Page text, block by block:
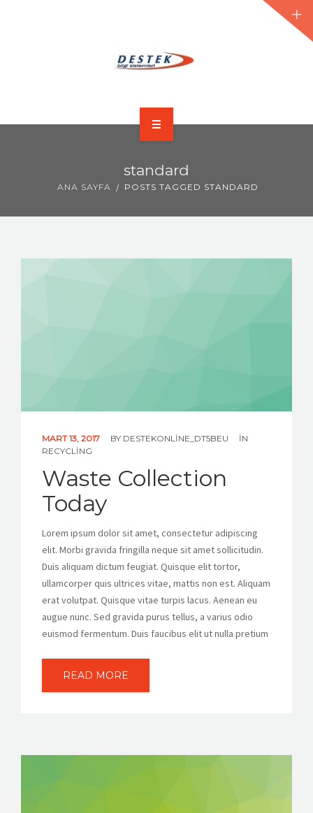
standard
ANA SAYFA POSTS TAGGED STANDARD
MART 13, 2017 BY DESTEKONLINE_DT5BEU
IN
RECYCLING
Waste Collection
Today
Lorem ipsum dolor sit amet, consectetur adipiscing
elit. Morbi gravida fringilla neque sit amet sollicitudin.
Duis aliquam dictum feugiat. Quisque elit tortor,
ullamcorper quis ultrices vitae, mattis non est. Aliquam
erat volutpat. Quisque vitae turpis lacus. Aenean eu
augue nunc. Sed gravida purus tellus, a varius odio
euismod fermentum. Duis faucibus elit ut nulla pretium
READ MORE